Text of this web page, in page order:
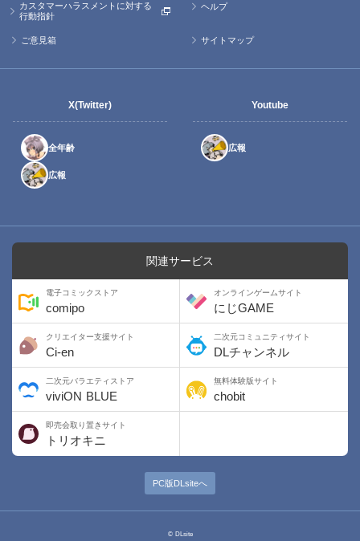
カスタマーハラスメントに対する
行動指針
ヘルプ
ご意見箱 サイトマップ
X(Twitter)
全年齢
広報
Youtube
広報
関連サービス
電子コミックストア
comipo
オンラインゲームサイト
にじGAME
クリエイター支援サイト
Ci-en
二次元コミュニティサイト
DLチャンネル
二次元バラエティストア
viviON BLUE
無料体験版サイト
chobit
即売会取り置きサイト
トリオキニ
PC版DLsiteへ
© DLsite